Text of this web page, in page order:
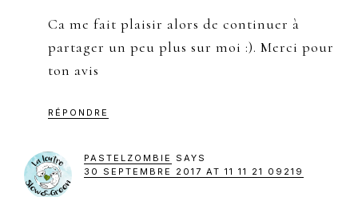
Ca me fait plaisir alors de continuer à
partager un peu plus sur moi :). Merci pour
ton avis
RÉPONDRE
PASTELZOMBIE
SAYS
30 SEPTEMBRE 2017 AT 11 11 21 09219